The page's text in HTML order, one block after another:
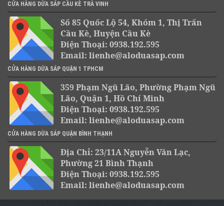
CỬA HÀNG DỪA SÁP CẦU KÈ TRÀ VINH
Số 85 Quốc Lộ 54, Khóm 1, Thị Trấn
Cầu Kè, Huyện Cầu Kè
Điện Thoại: 0938.192.595
Email: lienhe@aloduasap.com
CỬA HÀNG DỪA SÁP QUẬN 1 TPHCM
359 Phạm Ngũ Lão, Phường Phạm Ngũ
Lão, Quận 1, Hồ Chí Minh
Điện Thoại: 0938.192.595
Email: lienhe@aloduasap.com
CỬA HÀNG DỪA SÁP QUẬN BÌNH THẠNH
Địa Chỉ: 23/11A Nguyễn Văn Lạc,
Phường 21 Bình Thạnh
Điện Thoại: 0938.192.595
Email: lienhe@aloduasap.com